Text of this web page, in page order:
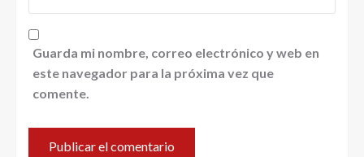
Guarda mi nombre, correo electrónico y web en
este navegador para la próxima vez que
comente.